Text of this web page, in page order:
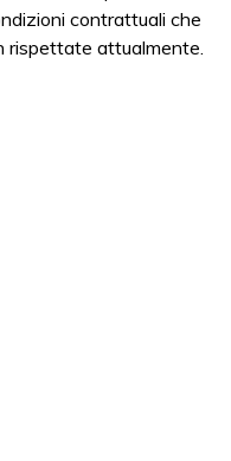
contrattuali che
rispettate attualmente.